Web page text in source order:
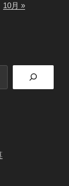
10月 »